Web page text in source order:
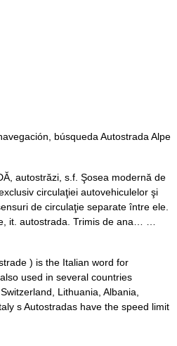
búsqueda Autostrada Alpe
autostrăzi, s.f. Şosea modernă de
circulaţiei autovehiculelor şi
de circulaţie separate între ele.
it. autostrada. Trimis de ana… …
) is the Italian word for
used in several countries
Lithuania, Albania,
s Autostradas have the speed limit